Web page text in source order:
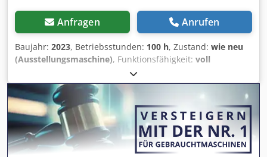
Anfragen Anrufen
Baujahr: 2023, Betriebsstunden: 100 h, Zustand: wie neu
(Ausstellungsmaschine), Funktionsfähigkeit: voll
1.600 kg
Dcodpfx Aevrih Njbiek Höhe unter Balken 9M Motorisierte
Trolley-Fahrt 4,5 m Kapazität 1600 kg Kabelgebundene
Fernbedienung und kabellose Fernbedienung. Fotos auf
Anfrage